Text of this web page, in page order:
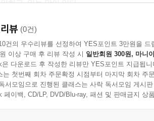
히고, 읽는 맛이 있다.
한눈에 파악할 수 있게 했다. 여행정보 이
구석 ‘읽는 맛’이 있는 기사를 담아내었다.
길 안내
들이 가장 헤매기 쉬운 ‘공항 도착에서
지 가는 방법을 상세히 소개했고, 한국에서
뷰 (0건)
건의 우수리뷰를 선정하여 YES포인트 3만원을 드
이상 구매 후 리뷰 작성 시 일반회원 300원, 마니
은 다운로드 후 작성한 리뷰만 YES포인트 지급됩니
는 첫번째 회차 주문확정 시점부터 마지막 회차 주
서모임으로 진행된 클래스는 사락 독서모임 게시
페이백, CD/LP, DVD/Blu-ray, 패션 및 판매금지 상